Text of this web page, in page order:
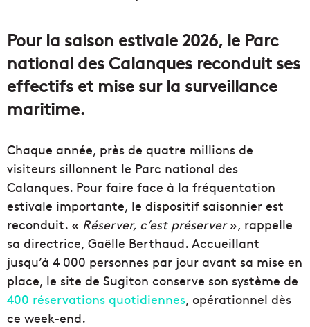
Pour la saison estivale 2026, le Parc
national des Calanques reconduit ses
effectifs et mise sur la surveillance
maritime.
Chaque année, près de quatre millions de
visiteurs sillonnent le Parc national des
Calanques. Pour faire face à la fréquentation
estivale importante, le dispositif saisonnier est
reconduit. « Réserver, c’est préserver», rappelle
sa directrice, Gaëlle Berthaud. Accueillant
jusqu’à 4 000 personnes par jour avant sa mise en
place, le site de Sugiton conserve son système de
400 réservations quotidiennes, opérationnel dès
ce week-end.